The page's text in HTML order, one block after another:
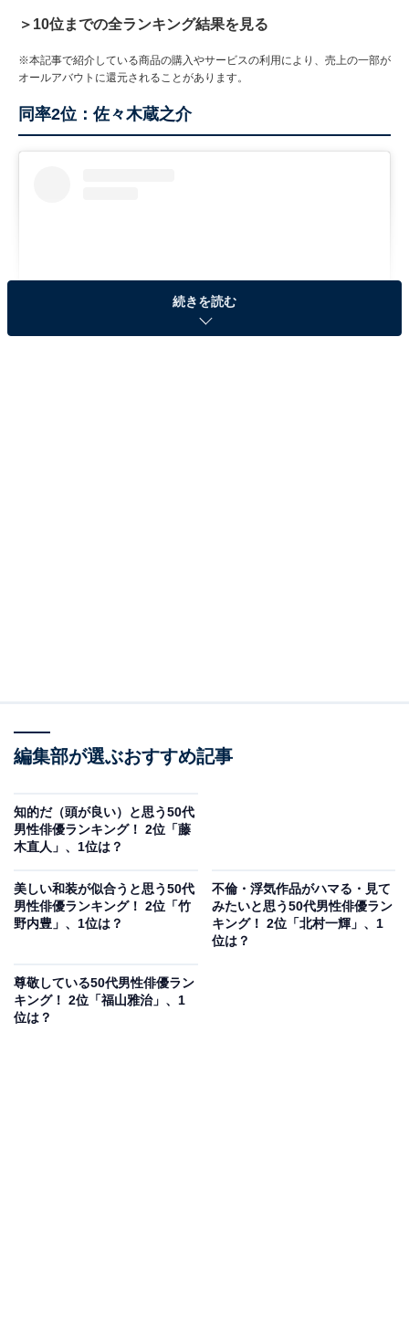
＞10位までの全ランキング結果を見る
※本記事で紹介している商品の購入やサービスの利用により、売上の一部が
オールアバウトに還元されることがあります。
同率2位：佐々木蔵之介
神戸大学在学中に劇団の旗揚げに参加し、俳優の道へ。
連続テレビ小説『オードリー』（NHK総合）や、映画
代』などの話題作でも活躍しています。2025年には、東
京芸術劇場×ルーマニア国立ラドゥ・スタンカ劇場国際
共同制作の一人芝居『ヨナ』の公演が控えています。
回答者からは「見た目などイメージが舞台などもこなせ
そう、選ばれそうな印象です。声のはりかたなどは特に
が強く、大きく伸びやかな声をされていてスラっとした
スタイルが舞台映えしそうな気がします」（40代女性／
続きを読む
編集部が選ぶおすすめ記事
知的だ（頭が良い）と思う50代
男性俳優ランキング！ 2位「藤
木直人」、1位は？
美しい和装が似合うと思う50代
男性俳優ランキング！ 2位「竹
野内豊」、1位は？
不倫・浮気作品がハマる・見て
みたいと思う50代男性俳優ラン
キング！ 2位「北村一輝」、1
位は？
尊敬している50代男性俳優ラン
キング！ 2位「福山雅治」、1
位は？